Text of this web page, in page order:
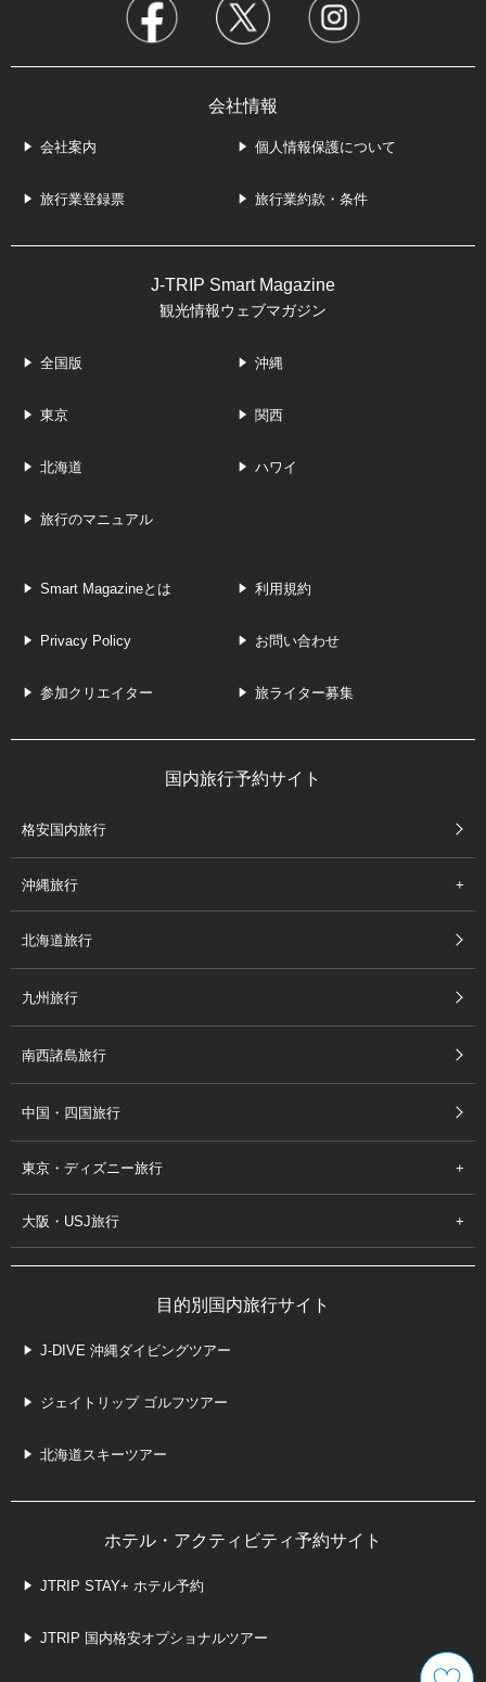
会社情報
会社案内 個人情報保護について
旅行業登録票 旅行業約款・条件
J-TRIP Smart Magazine
観光情報ウェブマガジン
全国版 沖縄
東京 関西
北海道 ハワイ
旅行のマニュアル
Smart Magazineとは 利用規約
Privacy Policy お問い合わせ
参加クリエイター 旅ライター募集
国内旅行予約サイト
格安国内旅行
沖縄旅行
北海道旅行
九州旅行
南西諸島旅行
中国・四国旅行
東京・ディズニー旅行
大阪・USJ旅行
目的別国内旅行サイト
J-DIVE 沖縄ダイビングツアー
ジェイトリップ ゴルフツアー
北海道スキーツアー
ホテル・アクティビティ予約サイト
JTRIP STAY+ ホテル予約
JTRIP 国内格安オプショナルツアー